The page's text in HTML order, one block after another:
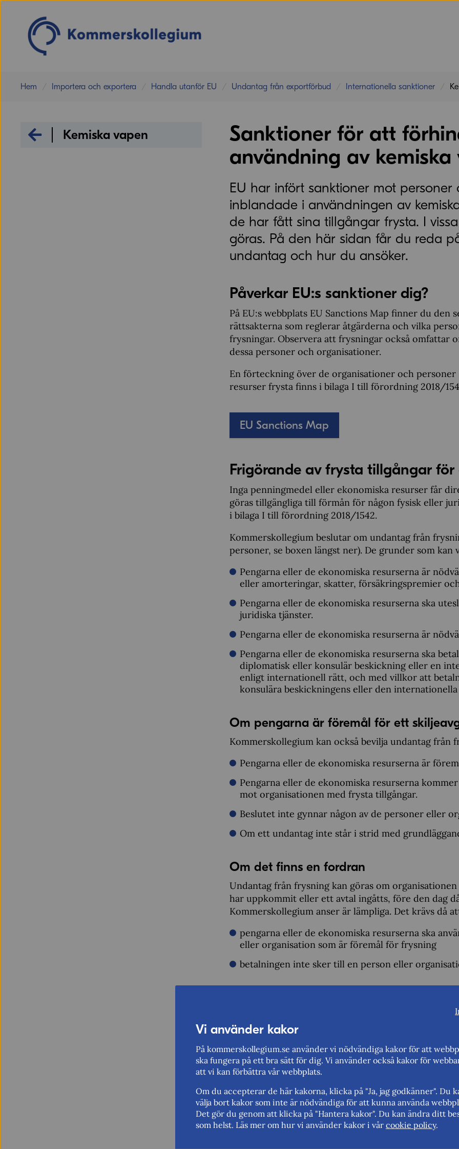
Hem Importera och exportera Handla utanför EU Undantag från exportförbud Internationella sanktioner
Internationella sanktioner
Kemiska vapen
Sanktioner för att
användning av kemiska
EU har infört sanktioner mot
inblandade i användningen av
de har fått sina tillgångar frysta. I
göras. På den här sidan får du reda
undantag och hur du ansöker.
Påverkar EU:s sanktioner dig?
På EU:s webbplats EU Sanctions Map finner du
rättsakterna som reglerar åtgärderna och vilka
frysningar. Observera att frysningar också omfattar
dessa personer och organisationer.
En förteckning över de organisationer och
resurser frysta finns i bilaga I till förordning 2018/
EU Sanctions Map
Frigörande av frysta tillgångar
Inga penningmedel eller ekonomiska resurser får
göras tillgängliga till förmån för någon fysisk eller
i bilaga I till förordning 2018/1542.
Kommerskollegium beslutar om undantag från
personer, se boxen längst ner). De grunder som kan
Pengarna eller de ekonomiska resurserna är
eller amorteringar, skatter, försäkringspremier
Pengarna eller de ekonomiska resurserna ska
juridiska tjänster.
Pengarna eller de ekonomiska resurserna är
Pengarna eller de ekonomiska resurserna ska
diplomatisk eller konsulär beskickning eller en
enligt internationell rätt, och med villkor att
konsulära beskickningens eller den
Om pengarna är föremål för ett
Kommerskollegium kan också bevilja undantag
Pengarna eller de ekonomiska resurserna är
Pengarna eller de ekonomiska resurserna
mot organisationen med frysta tillgångar.
Beslutet inte gynnar någon av de personer eller
Om ett undantag inte står i strid med
Om det finns en fordran
Undantag från frysning kan göras om
har uppkommit eller ett avtal ingåtts, före den dag
Kommerskollegium anser är lämpliga. Det krävs då
pengarna eller de ekonomiska resurserna ska
eller organisation som är föremål för frysning
betalningen inte sker till en person eller
Ansökan om frigörande av frysta
kontrolleras av organisationer
Skicka den tillregistrator@kommerskollegium.se
Sanktioner mot personer, såsom frysta pengar
Försäkringskassan (extern webbplats)
Vi använder kakor
På kommerskollegium.se använder vi nödvändiga kakor för att
ska fungera på ett bra sätt för dig. Vi använder också kakor för
att vi kan förbättra vår webbplats.
Om du accepterar de här kakorna, klicka på "Ja, jag godkänner". Du
välja bort kakor som inte är nödvändiga för att kunna använda
Det gör du genom att klicka på "Hantera kakor". Du kan ändra ditt
som helst. Läs mer om hur vi använder kakor i vår cookie policy.